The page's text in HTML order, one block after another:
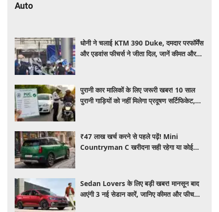
Auto
धोनी ने चलाई KTM 390 Duke, दमदार परफॉर्मेंस
और एडवांस फीचर्स ने जीता दिल, जानें कीमत और
पुरानी कार मालिकों के लिए जरूरी खबर! 10 साल
पुरानी गाड़ियों को नहीं मिलेगा प्रदूषण सर्टिफिकेट,
₹47 लाख खर्च करने से पहले पढ़ें! Mini
Countryman C खरीदना सही रहेगा या कोई
Sedan Lovers के लिए बड़ी खबर! मानसून बाद
आएंगी 3 नई सेडान कारें, जानिए कीमत और फीचर्स